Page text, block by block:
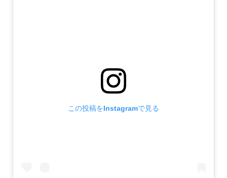
この投稿をInstagramで見る